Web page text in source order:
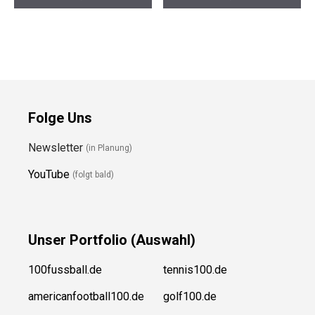
Folge Uns
Newsletter (in Planung)
YouTube (folgt bald)
Unser Portfolio (Auswahl)
100fussball.de
americanfootball100.de
tennis100.de
golf100.de